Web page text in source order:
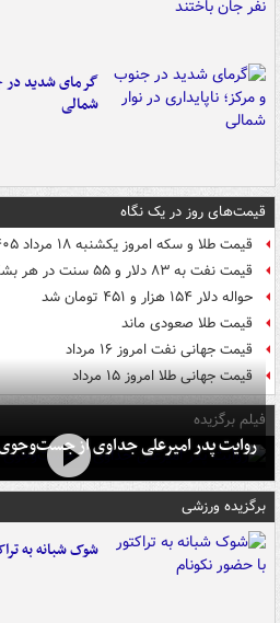
گرمای شدید در
شمالی
قیمت‌های روز در یک نگاه
قیمت طلا و سکه امروز یکشنبه ۱۸ مرداد ۱۴۰۵
قیمت نفت به ۸۳ دلار و ۵۵ سنت در هر بشکه رسید
حواله دلار ۱۵۴ هزار و ۴۵۱ تومان شد
قیمت طلا صعودی ماند
قیمت جهانی نفت امروز ۱۶ مرداد
قیمت جهانی طلا امروز ۱۵ مرداد
فیلم برگزیده
روایت پدر امیرعلی جداوی از
برگزیده ورزشی
شوک شبانه به